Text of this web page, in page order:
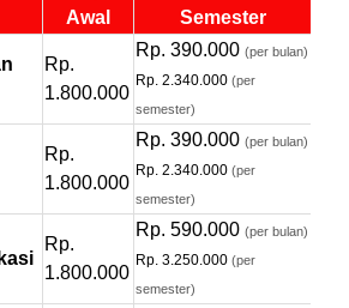
Awal
Semester
Rp.
1.800.000
Rp. 390.000 (per bulan)
Rp. 2.340.000 (per
semester)
Rp.
1.800.000
Rp. 390.000 (per bulan)
Rp. 2.340.000 (per
semester)
Rp.
1.800.000
Rp. 590.000 (per bulan)
Rp. 3.250.000 (per
semester)